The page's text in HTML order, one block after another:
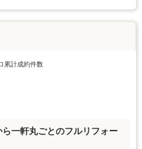
累計成約件数
ら一軒丸ごとのフルリフォー